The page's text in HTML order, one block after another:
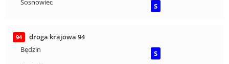
Sosnowiec
S
94
droga krajowa 94
Będzin
S